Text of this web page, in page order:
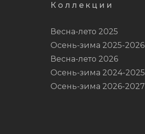
Коллекции
Весна-лето 2025
Осень-зима 2025-2026
Весна-лето 2026
Осень-зима 2024-2025
Осень-зима 2026-2027